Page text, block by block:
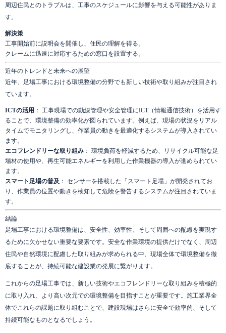
周辺住民とのトラブルは、工事のスケジュールに影響を与える可能性がありま
す。
解決策
工事開始前に説明会を開催し、住民の理解を得る。
クレームに迅速に対応するための窓口を設置する。
近年のトレンドと未来への展望
近年、足場工事における環境整備の分野でも新しい技術や取り組みが注目され
ています。
ICTの活用 ： 工事現場での動線管理や安全管理にICT（情報通信技術）を活用す
ることで、環境整備の効率化が図られています。例えば、現場の状況をリアル
タイムでモニタリングし、作業員の動きを最適化するシステムが導入されてい
ます。
エコフレンドリーな取り組み ： 環境負荷を軽減するため、リサイクル可能な足
場材の使用や、再生可能エネルギーを利用した作業機器の導入が進められてい
ます。
スマート足場の普及 ： センサーを搭載した「スマート足場」が開発されてお
り、作業員の位置や動きを検知して危険を警告するシステムが注目されていま
す。
結論
足場工事における環境整備は、安全性、効率性、そして周囲への配慮を実現す
るために欠かせない重要な要素です。安全な作業環境の提供だけでなく、周辺
住民や自然環境に配慮した取り組みが求められる中、現場全体で環境整備を徹
底することが、持続可能な建設業の発展に繋がります。
これからの足場工事では、新しい技術やエコフレンドリーな取り組みを積極的
に取り入れ、より高い次元での環境整備を目指すことが重要です。施工業界全
体でこれらの課題に取り組むことで、建設現場はさらに安全で効率的、そして
持続可能なものとなるでしょう。